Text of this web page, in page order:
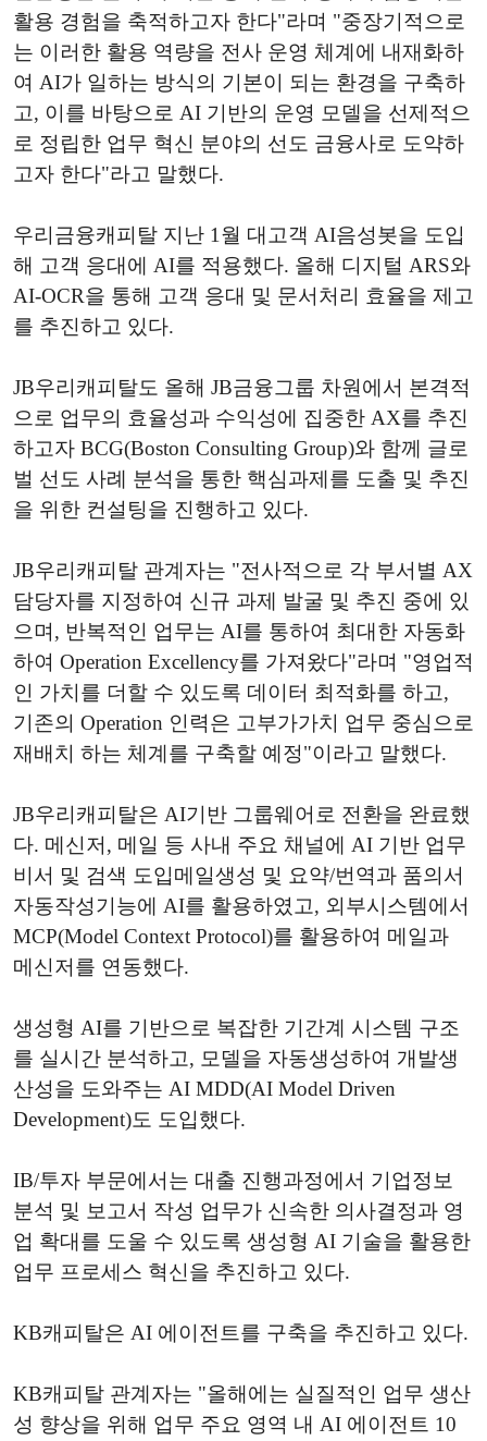
활용 경험을 축적하고자 한다"라며 "중장기적으로
는 이러한 활용 역량을 전사 운영 체계에 내재화하
여 AI가 일하는 방식의 기본이 되는 환경을 구축하
고, 이를 바탕으로 AI 기반의 운영 모델을 선제적으
로 정립한 업무 혁신 분야의 선도 금융사로 도약하
고자 한다"라고 말했다.
우리금융캐피탈 지난 1월 대고객 AI음성봇을 도입
해 고객 응대에 AI를 적용했다. 올해 디지털 ARS와
AI-OCR을 통해 고객 응대 및 문서처리 효율을 제고
를 추진하고 있다.
JB우리캐피탈도 올해 JB금융그룹 차원에서 본격적
으로 업무의 효율성과 수익성에 집중한 AX를 추진
하고자 BCG(Boston Consulting Group)와 함께 글로
벌 선도 사례 분석을 통한 핵심과제를 도출 및 추진
을 위한 컨설팅을 진행하고 있다.
JB우리캐피탈 관계자는 "전사적으로 각 부서별 AX
담당자를 지정하여 신규 과제 발굴 및 추진 중에 있
으며, 반복적인 업무는 AI를 통하여 최대한 자동화
하여 Operation Excellency를 가져왔다"라며 "영업적
인 가치를 더할 수 있도록 데이터 최적화를 하고,
기존의 Operation 인력은 고부가가치 업무 중심으로
재배치 하는 체계를 구축할 예정"이라고 말했다.
JB우리캐피탈은 AI기반 그룹웨어로 전환을 완료했
다. 메신저, 메일 등 사내 주요 채널에 AI 기반 업무
비서 및 검색 도입메일생성 및 요약/번역과 품의서
자동작성기능에 AI를 활용하였고, 외부시스템에서
MCP(Model Context Protocol)를 활용하여 메일과
메신저를 연동했다.
생성형 AI를 기반으로 복잡한 기간계 시스템 구조
를 실시간 분석하고, 모델을 자동생성하여 개발생
산성을 도와주는 AI MDD(AI Model Driven
Development)도 도입했다.
IB/투자 부문에서는 대출 진행과정에서 기업정보
분석 및 보고서 작성 업무가 신속한 의사결정과 영
업 확대를 도울 수 있도록 생성형 AI 기술을 활용한
업무 프로세스 혁신을 추진하고 있다.
KB캐피탈은 AI 에이전트를 구축을 추진하고 있다.
KB캐피탈 관계자는 "올해에는 실질적인 업무 생산
성 향상을 위해 업무 주요 영역 내 AI 에이전트 10